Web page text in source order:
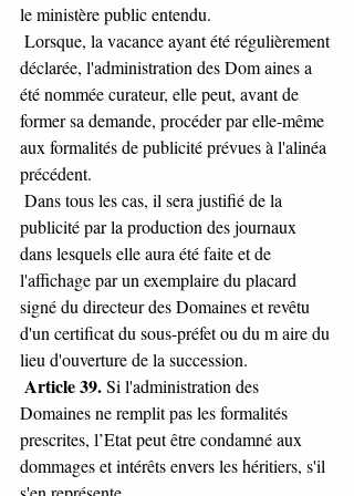
le ministère public entendu.
déclarée, l'administration des Dom aines a
été nommée curateur, elle peut, avant de
former sa demande, procéder par elle-même
aux formalités de publicité prévues à l'alinéa
précédent.
publicité par la production des journaux
dans lesquels elle aura été faite et de
l'affichage par un exemplaire du placard
signé du directeur des Domaines et revêtu
d'un certificat du sous-préfet ou du m aire du
lieu d'ouverture de la succession.
Article 39. Si l'administration des
Domaines ne remplit pas les formalités
prescrites, l’Etat peut être condamné aux
dommages et intérêts envers les héritiers, s'il